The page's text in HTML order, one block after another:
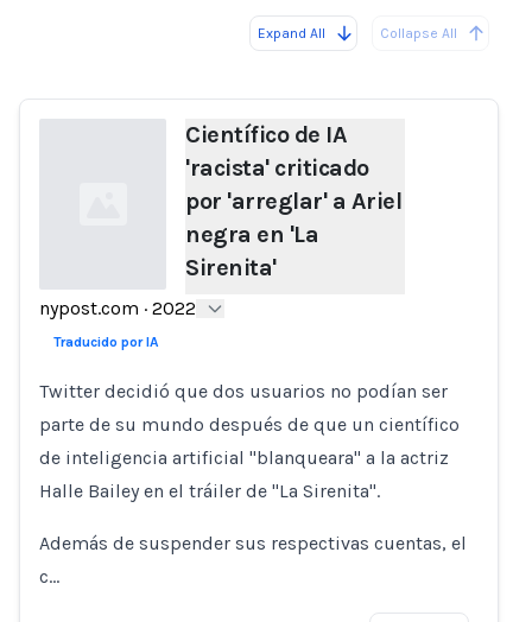
Expand All Collapse All
Loading...
Científico de IA
'racista' criticado
por 'arreglar' a Ariel
negra en 'La
Sirenita'
nypost.com · 2022
Traducido por IA
Twitter decidió que dos usuarios no podían ser
parte de su mundo después de que un científico
de inteligencia artificial "blanqueara" a la actriz
Halle Bailey en el tráiler de "La Sirenita".
Además de suspender sus respectivas cuentas, el
c…